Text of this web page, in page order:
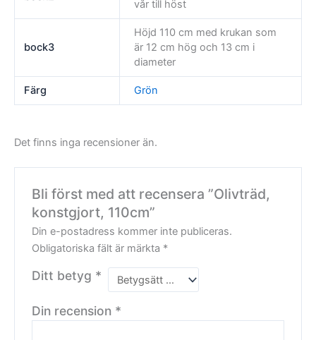
vår till höst
bock3
Höjd 110 cm med krukan som
är 12 cm hög och 13 cm i
diameter
Färg Grön
Det finns inga recensioner än.
Bli först med att recensera ”Olivträd,
konstgjort, 110cm”
Din e-postadress kommer inte publiceras.
Obligatoriska fält är märkta *
Ditt betyg *
Din recension *